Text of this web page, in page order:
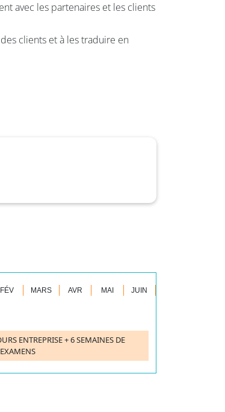
avec les partenaires et les clients
clients et à les traduire en
FÉV MARS AVR MAI JUIN
ENTREPRISE + 6 SEMAINES DE